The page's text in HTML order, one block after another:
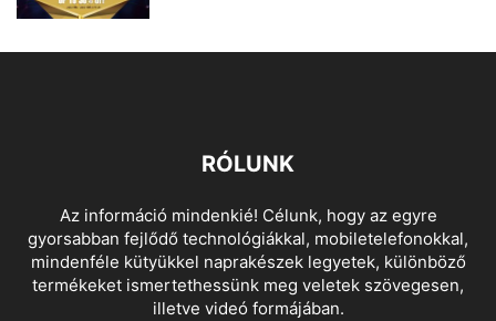
RÓLUNK
Az információ mindenkié! Célunk, hogy az egyre
gyorsabban fejlődő technológiákkal, mobiletelefonokkal,
mindenféle kütyükkel naprakészek legyetek, különböző
termékeket ismertethessünk meg veletek szövegesen,
illetve videó formájában.